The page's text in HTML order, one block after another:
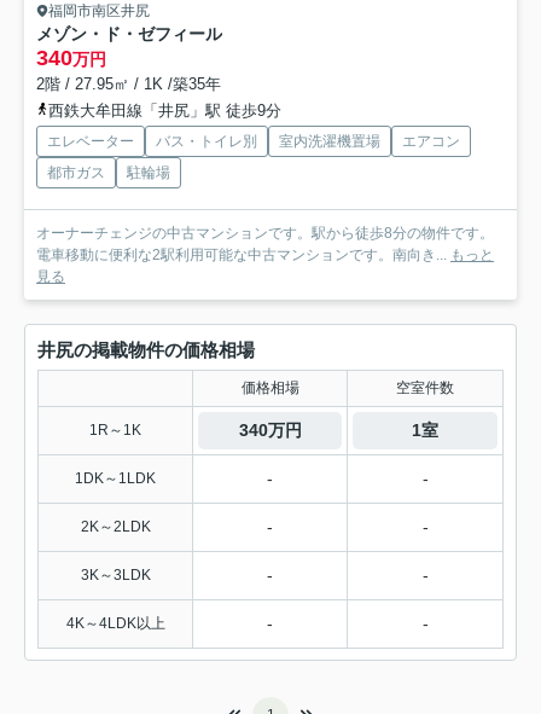
福岡市南区井尻
メゾン・ド・ゼフィール
340万円
2階 / 27.95㎡ / 1K /築35年
西鉄大牟田線「井尻」駅 徒歩9分
エレベーター バス・トイレ別 室内洗濯機置場
エアコン
都市ガス
駐輪場
オーナーチェンジの中古マンションです。駅から徒歩8分の物件です。
電車移動に便利な2駅利用可能な中古マンションです。南向き...
もっと
見る
井尻の掲載物件の価格相場
価格相場 空室件数
1R～1K 340万円 1室
1DK～1LDK - -
2K～2LDK - -
3K～3LDK - -
4K～4LDK以上 - -